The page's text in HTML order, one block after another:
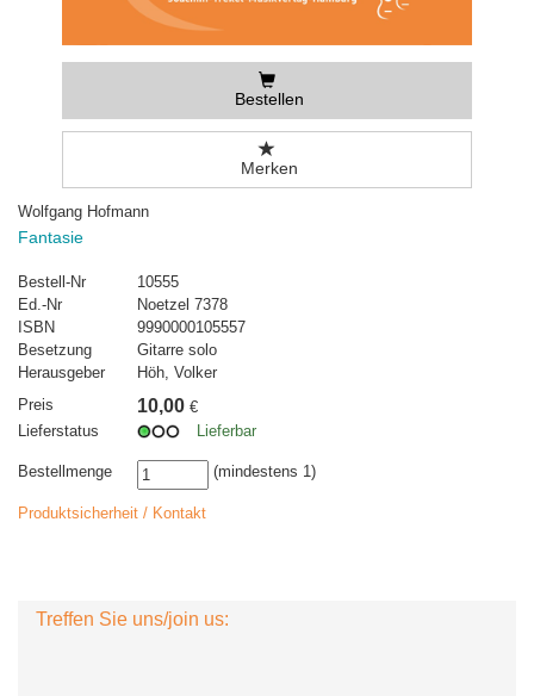
Bestellen
Merken
Wolfgang Hofmann
Fantasie
Bestell-Nr
10555
Ed.-Nr
Noetzel 7378
ISBN
9990000105557
Besetzung
Gitarre solo
Herausgeber
Höh, Volker
Preis
10,00 €
Lieferstatus
Lieferbar
Bestellmenge (mindestens 1)
Produktsicherheit / Kontakt
Treffen Sie uns/join us: